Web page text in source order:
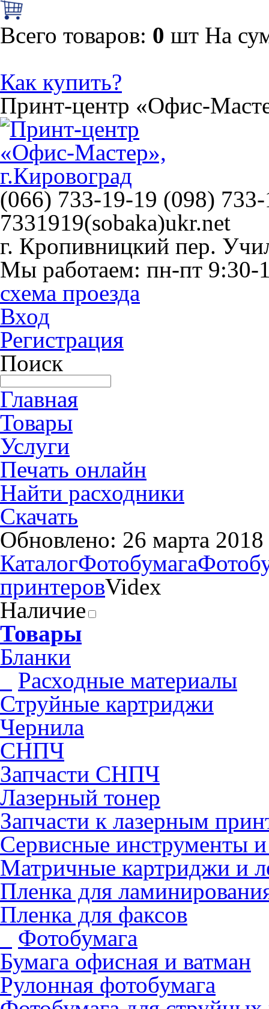
Всего товаров: 0 шт На
Как купить?
Принт-центр «Офис-
(066) 733-19-19 (098)
7331919(sobaka)ukr.net
г. Кропивницкий пер.
Мы работаем: пн-пт 9:30-
схема проезда
Вход
Регистрация
Поиск
Главная
Товары
Услуги
Печать онлайн
Найти расходники
Скачать
Обновлено: 26 марта 2018
КаталогФотобумага
принтеровVidex
Наличие
Товары
Бланки
Pасходные материалы
Струйные картриджи
Чернила
СНПЧ
Запчасти СНПЧ
Лазерный тонер
Запчасти к лазерным
Сервисные инструменты
Матричные картриджи и
Пленка для
Пленка для факсов
Фотобумага
Бумага офисная и ватман
Рулонная фотобумага